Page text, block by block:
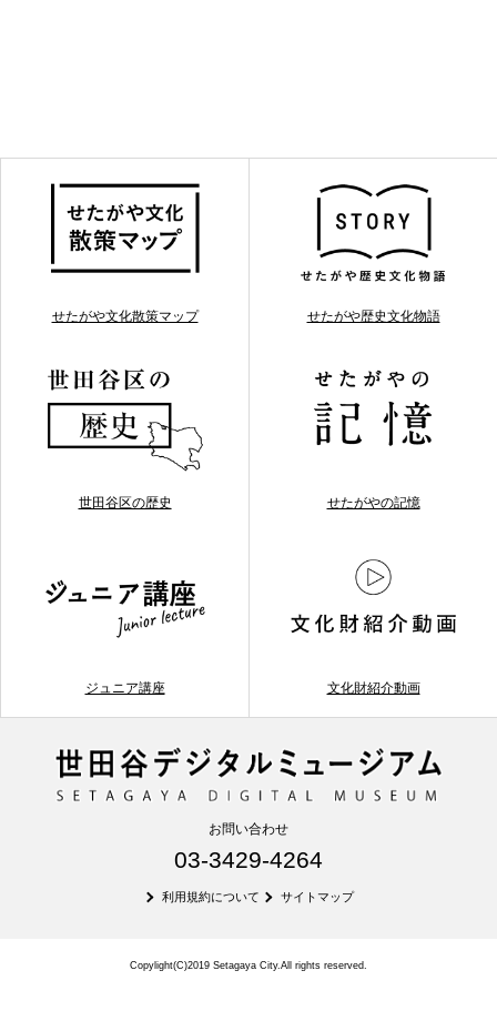
せたがや文化散策マップ せたがや歴史文化物語
世田谷区の歴史 せたがやの記憶
ジュニア講座 文化財紹介動画
お問い合わせ
03-3429-4264
利用規約について サイトマップ
Copylight(C)2019 Setagaya City.All rights reserved.